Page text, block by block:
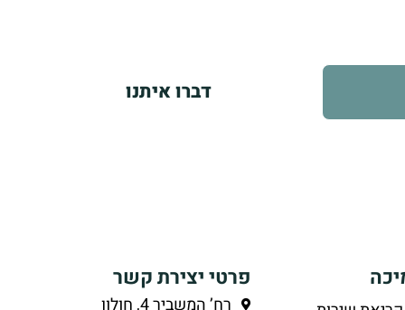
דברו איתנו
פרטי יצירת קשר
רח’ המשביר 4, חולון